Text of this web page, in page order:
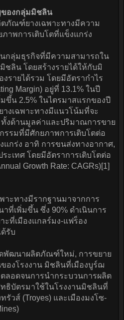
ของกลุ่มมิชลิน
ภัณฑ์ยางเฉพาะทางมีความ
าพการเติบโตที่แข็งแกร่ง
กลุ่มธุรกิจที่มีความสามารถใน
ชลิน โดยสร้างรายได้ให้กับมิ
รายได้รวม โดยมีอัตรากำไร
Margin) อยู่ที่ 13.1% ในปี
ขึ้น 2.5% ในไตรมาสแรกของปี
งเฉพาะทางมีแนวโน้มที่จะ
ทั้งด้านมูลค่าและปริมาณการขาย
รรมที่มีศักยภาพการเติบโตต่อ
แกร่ง อาทิ การขนส่งทางอากาศ,
ะเทศ โดยมีอัตราการเติบโตต่อ
Growth Rate: CAGRs)[1]
าะทางมีรากฐานมาจากการ
ที่เพิ่มขึ้น ซึ่ง 90% ดำเนินการ
ะที่เมืองแกลร์มง-แฟร็อง
ด้รับ
พัฒนาผลิตภัณฑ์ใหม่, การขยาย
องโรงงาน มิชลินที่เมืองบูร์ฌ
ตลอดจนการนำกระบวนการผลิต
ธิบัตรมาใช้ในโรงงานมิชลินที่
ทรัวส์ (Troyes) และเมืองมงโซ-